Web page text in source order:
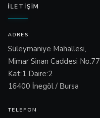
İLETIŞIM
ADRES
Süleymaniye Mahallesi,
Mimar Sinan Caddesi No:77
Kat:1 Daire:2
16400 İnegöl / Bursa
TELEFON